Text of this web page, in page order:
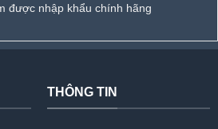
được nhập khẩu chính hãng
THÔNG TIN